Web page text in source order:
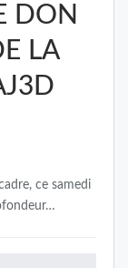
DON
LA
ce samedi